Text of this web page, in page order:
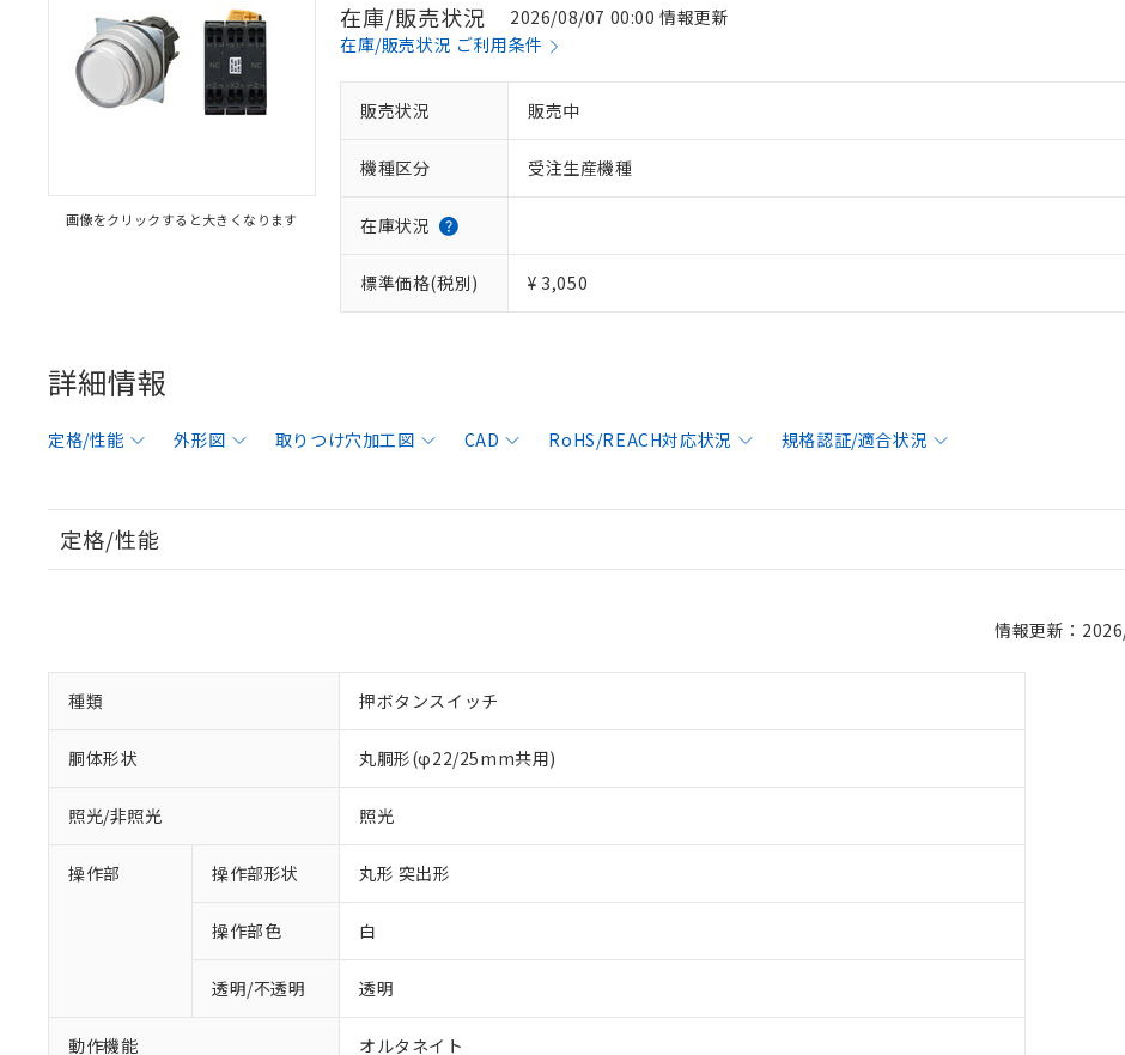
画像をクリックすると大きくなります
在庫/販売状況
2026/08/07 00:00 情報更新
在庫/販売状況 ご利用条件
販売状況 販売中
機種区分 受注生産機種
在庫状況
標準価格(税別) ¥ 3,050
詳細情報
定格/性能 外形図 取りつけ穴加工図 CAD RoHS/REACH対応状況 規格認証/適合状況
定格/性能
情報更新：
種類 押ボタンスイッチ
胴体形状 丸胴形(φ22/25mm共用)
照光/非照光 照光
操作部 操作部形状 丸形 突出形
操作部色 白
透明/不透明 透明
動作機能 オルタネイト